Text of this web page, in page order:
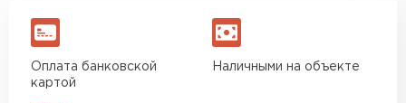
Оплата банковской
картой
Наличными на объекте
Утеплитель Юматекс Термо
ПЕРЕЙТИ